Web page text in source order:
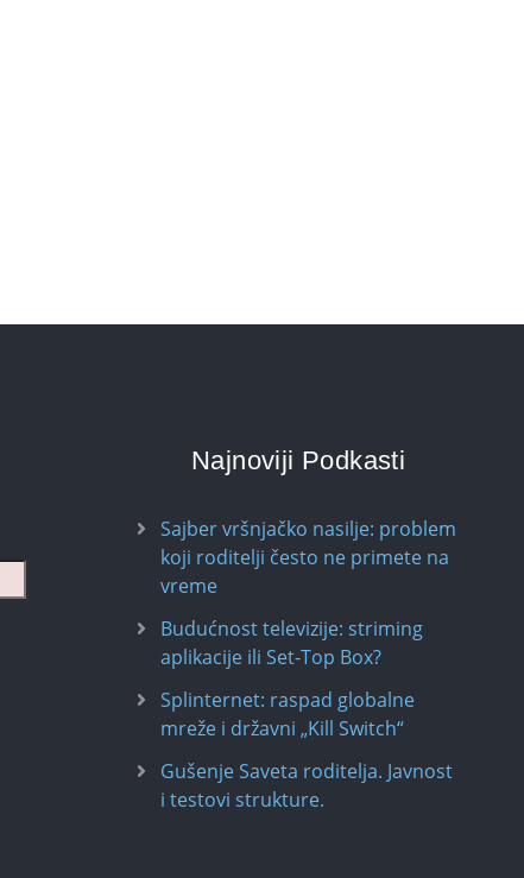
Najnoviji Podkasti
Sajber vršnjačko nasilje: problem
koji roditelji često ne primete na
vreme
Budućnost televizije: striming
aplikacije ili Set-Top Box?
Splinternet: raspad globalne
mreže i državni „Kill Switch“
Gušenje Saveta roditelja. Javnost
i testovi strukture.